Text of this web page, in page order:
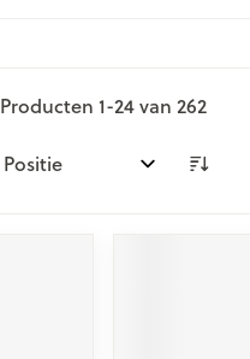
Producten 1-24van 262
Sorteer op: